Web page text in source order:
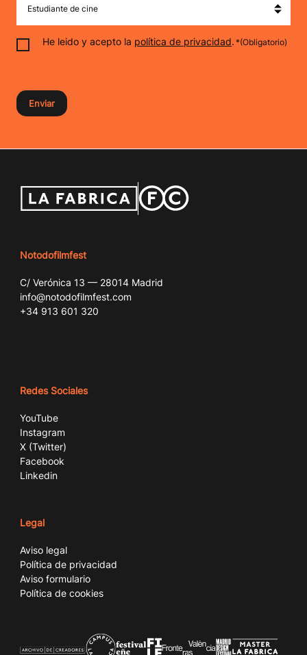
Consentimiento
He leido y acepto la política de privacidad. (Obligatorio)
Notodofilmfest
C/ Verónica 13 — 28014 Madrid
info@notodofilmfest.com
+34 913 601 320
Redes Sociales
YouTube
Instagram
X (Twitter)
Facebook
Linkedin
Legal
Aviso legal
Política de privacidad
Aviso formulario
Política de cookies